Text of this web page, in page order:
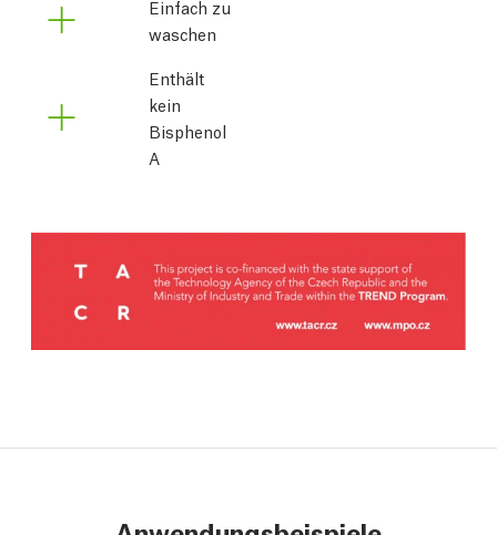
Einfach zu
waschen
Enthält
kein
Bisphenol
A